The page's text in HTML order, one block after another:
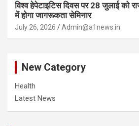
विश्व हेपेटाइटिस दिवस पर 28 जुलाई को
में होगा जागरूकता सेमिनार
July 26, 2026 Admin@a1news.in
New Category
Health
Latest News